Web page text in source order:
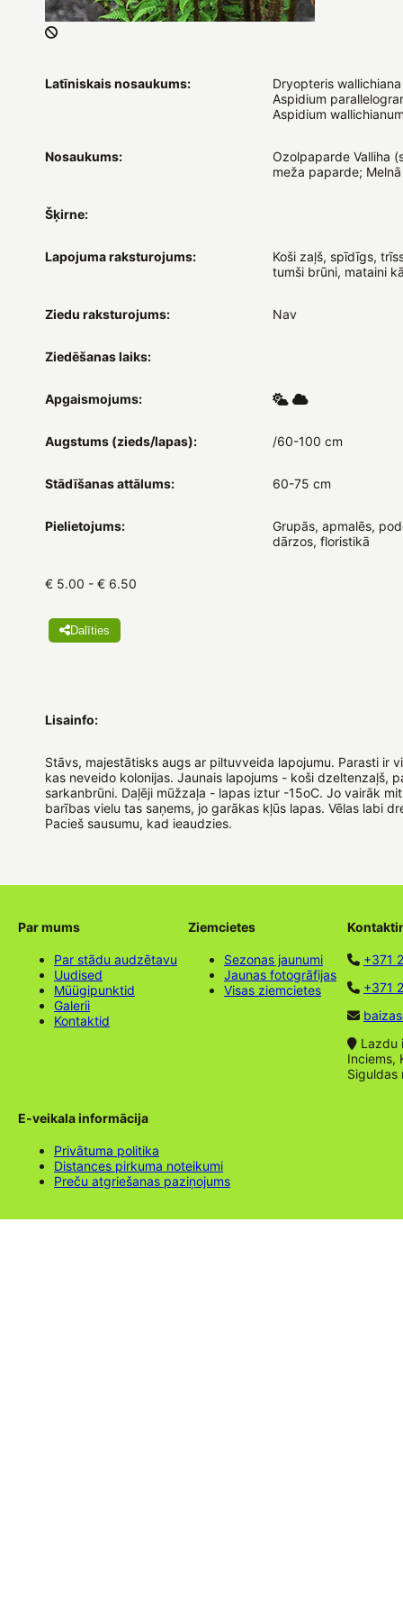
Latīniskais nosaukums:
Dryopteris
Aspidium
Aspidium
Nosaukums:
Ozolpaparde Valliha
meža paparde;
Šķirne:
Lapojuma raksturojums:
Koši zaļš, spīdīgs,
tumši brūni, mataini
Ziedu raksturojums: Nav
Ziedēšanas laiks:
Apgaismojums:
Augstums (zieds/lapas): /60-100 cm
Stādīšanas attālums: 60-75 cm
Pielietojums:
Grupās, apmalēs,
dārzos, floristikā
€ 5.00 - € 6.50
Dalīties
Lisainfo:
Stāvs, majestātisks augs ar piltuvveida lapojumu. Parasti ir
kas neveido kolonijas. Jaunais lapojums - koši dzeltenzaļš,
sarkanbrūni. Daļēji mūžzaļa - lapas iztur -15oC. Jo vairāk
barības vielu tas saņems, jo garākas kļūs lapas. Vēlas labi
Pacieš sausumu, kad ieaudzies.
Par mums
Par stādu audzētavu
Uudised
Müügipunktid
Galerii
Kontaktid
Ziemcietes
Sezonas jaunumi
Jaunas fotogrāfijas
Visas ziemcietes
+371
+371
Lazdu
Inciems,
Siguldas
E-veikala informācija
Privātuma politika
Distances pirkuma noteikumi
Preču atgriešanas paziņojums